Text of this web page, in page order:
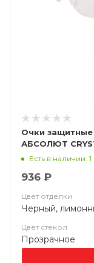
Очки
АБСОЛЮТ
Есть в наличии: 1
936 ₽
Цвет отделки
Черный,
Цвет стекол
Прозрачное